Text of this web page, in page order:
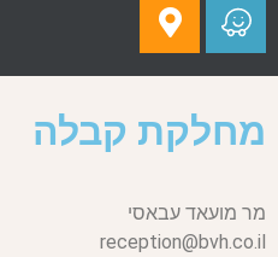
מחלקת קבלה
מר מועאד עבאסי
reception@bvh.co.il